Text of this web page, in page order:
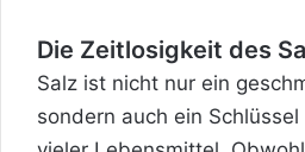
Die Zeitlosigkeit des
Salz ist nicht nur ein
sondern auch ein